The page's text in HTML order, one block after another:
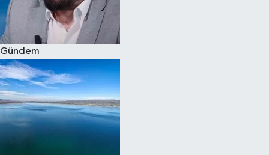
Gündem
Spor
Burç Yorumları
Çocuk
Eğitim